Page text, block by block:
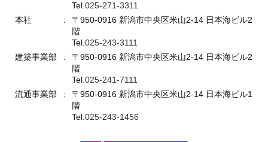
Tel.025-271-3311
本社
〒950-0916 新潟市中央区米山2-14 日本海ビル2
階
Tel.025-243-3111
建築事業部
〒950-0916 新潟市中央区米山2-14 日本海ビル2
階
Tel.025-241-7111
流通事業部
〒950-0916 新潟市中央区米山2-14 日本海ビル1
階
Tel.025-243-1456